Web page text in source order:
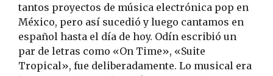
tantos proyectos de música electrónica pop en
México, pero así sucedió y luego cantamos en
español hasta el día de hoy. Odín escribió un
par de letras como «On Time», «Suite
Tropical», fue deliberadamente. Lo musical era